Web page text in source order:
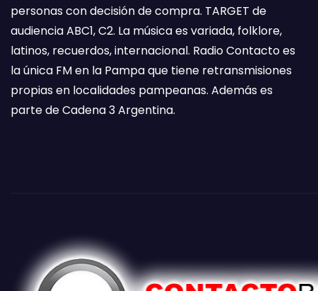
personas con decisión de compra. TARGET de
audiencia ABC1, C2. La música es variada, folklore,
latinos, recuerdos, internacional. Radio Contacto es
la única FM en la Pampa que tiene retransmisiones
propias en localidades pampeanas. Además es
parte de Cadena 3 Argentina.